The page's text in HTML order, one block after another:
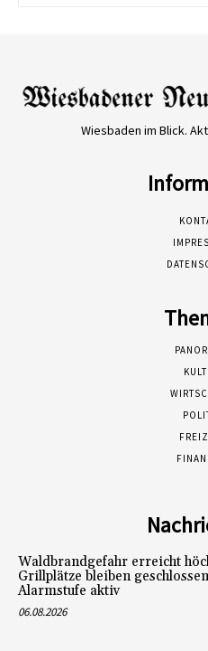
Wiesbaden im Blick.
Waldbrandgefahr erreicht
Grillplätze bleiben
Alarmstufe aktiv
06.08.2026